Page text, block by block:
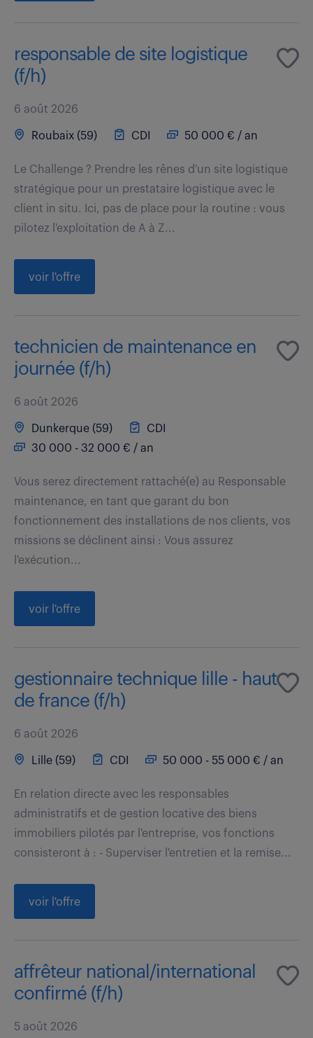
responsable de site logistique
(f/h)
6 août 2026
Roubaix (59) CDI 50 000 € / an
Le Challenge ? Prendre les rênes d'un site logistique
stratégique pour un prestataire logistique avec le
client in situ. Ici, pas de place pour la routine : vous
pilotez l'exploitation de A à Z...
voir l'offre
technicien de maintenance en
journée (f/h)
6 août 2026
Dunkerque (59)
CDI
30 000 - 32 000 € / an
Vous serez directement rattaché(e) au Responsable
maintenance, en tant que garant du bon
fonctionnement des installations de nos clients, vos
missions se déclinent ainsi : Vous assurez
l'exécution...
voir l'offre
gestionnaire technique lille - haut
de france (f/h)
6 août 2026
Lille (59) CDI 50 000 - 55 000 € / an
En relation directe avec les responsables
administratifs et de gestion locative des biens
immobiliers pilotés par l'entreprise, vos fonctions
consisteront à : - Superviser l'entretien et la remise...
voir l'offre
affrêteur national/international
confirmé (f/h)
5 août 2026